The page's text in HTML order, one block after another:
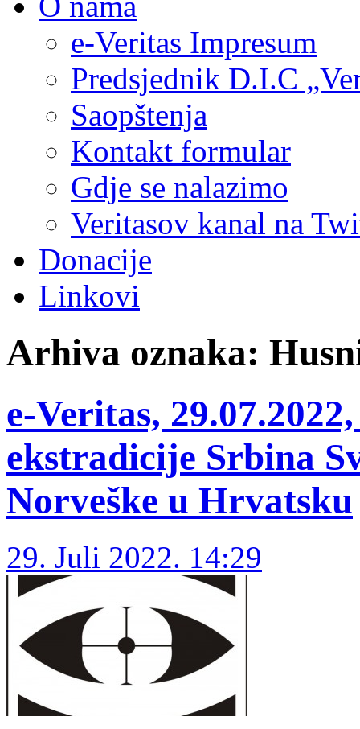
e-Veritas Impresum
Predsjednik D.I.C
Saopštenja
Kontakt formular
Gdje se nalazimo
Veritasov kanal na
Donacije
Linkovi
Arhiva oznaka:
e-Veritas,
ekstradicije Srbina
Norveške u Hrvatsku
29. Juli 2022. 14:29